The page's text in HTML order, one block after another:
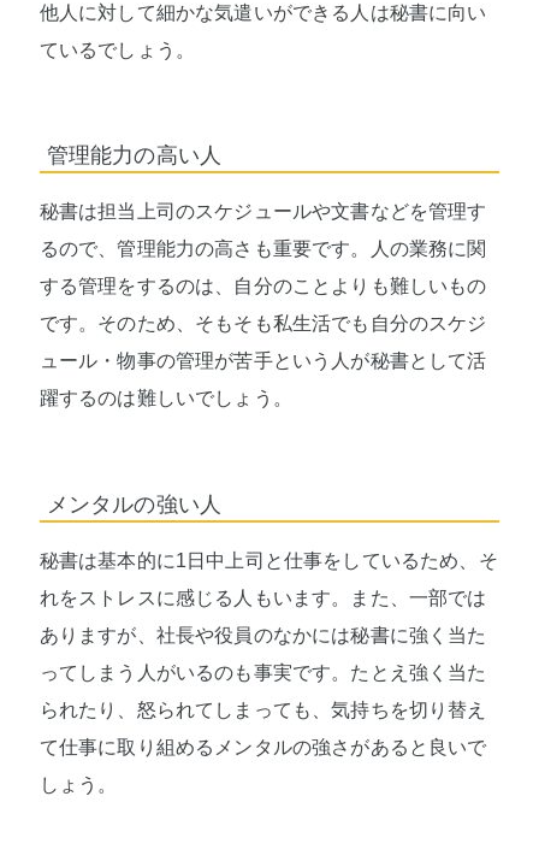
他人に対して細かな気遣いができる人は秘書に向い
ているでしょう。
管理能力の高い人
秘書は担当上司のスケジュールや文書などを管理す
るので、管理能力の高さも重要です。人の業務に関
する管理をするのは、自分のことよりも難しいもの
です。そのため、そもそも私生活でも自分のスケジ
ュール・物事の管理が苦手という人が秘書として活
躍するのは難しいでしょう。
メンタルの強い人
秘書は基本的に1日中上司と仕事をしているため、そ
れをストレスに感じる人もいます。また、一部では
ありますが、社長や役員のなかには秘書に強く当た
ってしまう人がいるのも事実です。たとえ強く当た
られたり、怒られてしまっても、気持ちを切り替え
て仕事に取り組めるメンタルの強さがあると良いで
しょう。